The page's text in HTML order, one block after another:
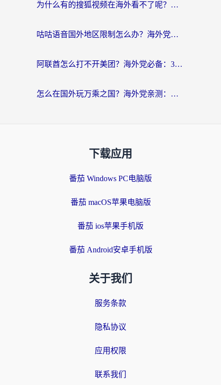
为什么有的搜狐视频在海外看不了呢？留学生亲测有效的回国加速攻略
咕咕语音国外地区限制怎么办？海外党必备的回国加速器选择指南（附音悦Tai、搜狐视频解决妙招）
阿联酋怎么打不开美团？海外党必备：3步解决回国追剧、看球、刷B站的全部烦恼
怎么在国外玩万乘之国？海外党亲测：突破限制的3个实用技巧
下载应用
番茄 Windows PC电脑版
番茄 macOS苹果电脑版
番茄 ios苹果手机版
番茄 Android安卓手机版
关于我们
服务条款
隐私协议
应用权限
联系我们